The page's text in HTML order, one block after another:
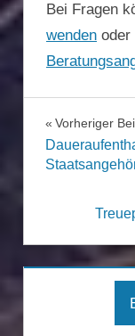
Bei Fragen
wenden oder
IMMOBILIEN
Vorheriger